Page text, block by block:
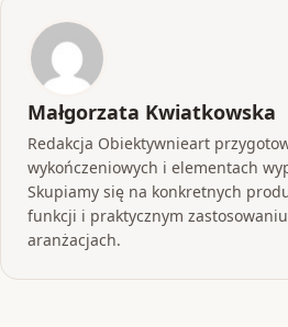
Małgorzata Kwiatkowska
Redakcja Obiektywnieart
wykończeniowych i elementach
Skupiamy się na konkretnych
funkcji i praktycznym
aranżacjach.